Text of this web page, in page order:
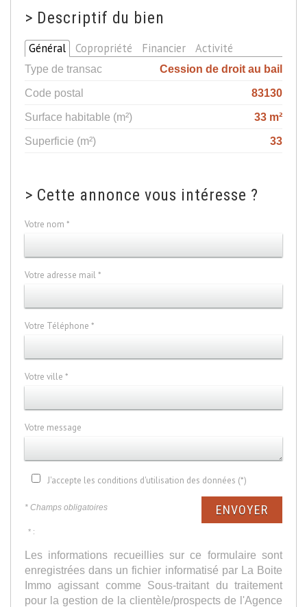
> Descriptif du bien
Général Copropriété Financier Activité
Type de transac
Cession de droit au bail
Code postal
83130
Surface habitable (m²)
33 m²
Superficie (m²)
33
> Cette annonce vous intéresse ?
Votre nom *
Votre adresse mail *
Votre Téléphone *
Votre ville *
Votre message
J'accepte les conditions d'utilisation des données (*)
* Champs obligatoires ENVOYER
* :
Les informations recueillies sur ce formulaire sont
enregistrées dans un fichier informatisé par La Boite
Immo agissant comme Sous-traitant du traitement
pour la gestion de la clientèle/prospects de l'Agence